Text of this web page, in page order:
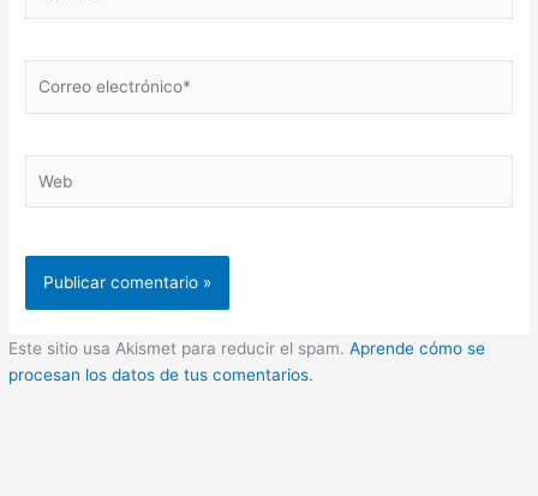
electrónico*
Este sitio usa Akismet para reducir el spam.Aprende cómo se
procesan los datos de tus comentarios.